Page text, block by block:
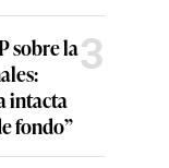
sobre la
intacta
fondo”
3